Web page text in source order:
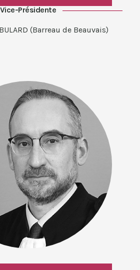
Vice-Présidente
(Barreau de Beauvais)